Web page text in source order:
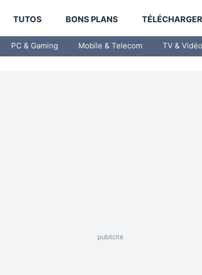
TUTOS BONS PLANS
PC & Gaming Mobile & Telecom TV & Vidéo